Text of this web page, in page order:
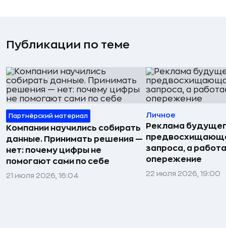
Публикации по теме
Партнёрский материал
Компании научились собирать
данные. Принимать решения —
нет: почему цифры не
помогают сами по себе
21 июля 2026, 16:04
Личное
Реклама
запроса, а
опережение
22 июля 2026, 19:00